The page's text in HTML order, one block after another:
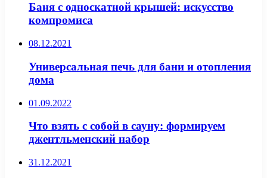
Баня с односкатной крышей: искусство
компромиса
08.12.2021
Универсальная печь для бани и отопления
дома
01.09.2022
Что взять с собой в сауну: формируем
джентльменский набор
31.12.2021